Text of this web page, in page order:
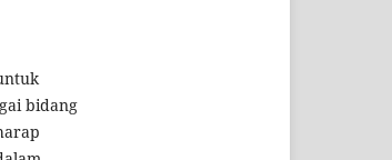
bidang